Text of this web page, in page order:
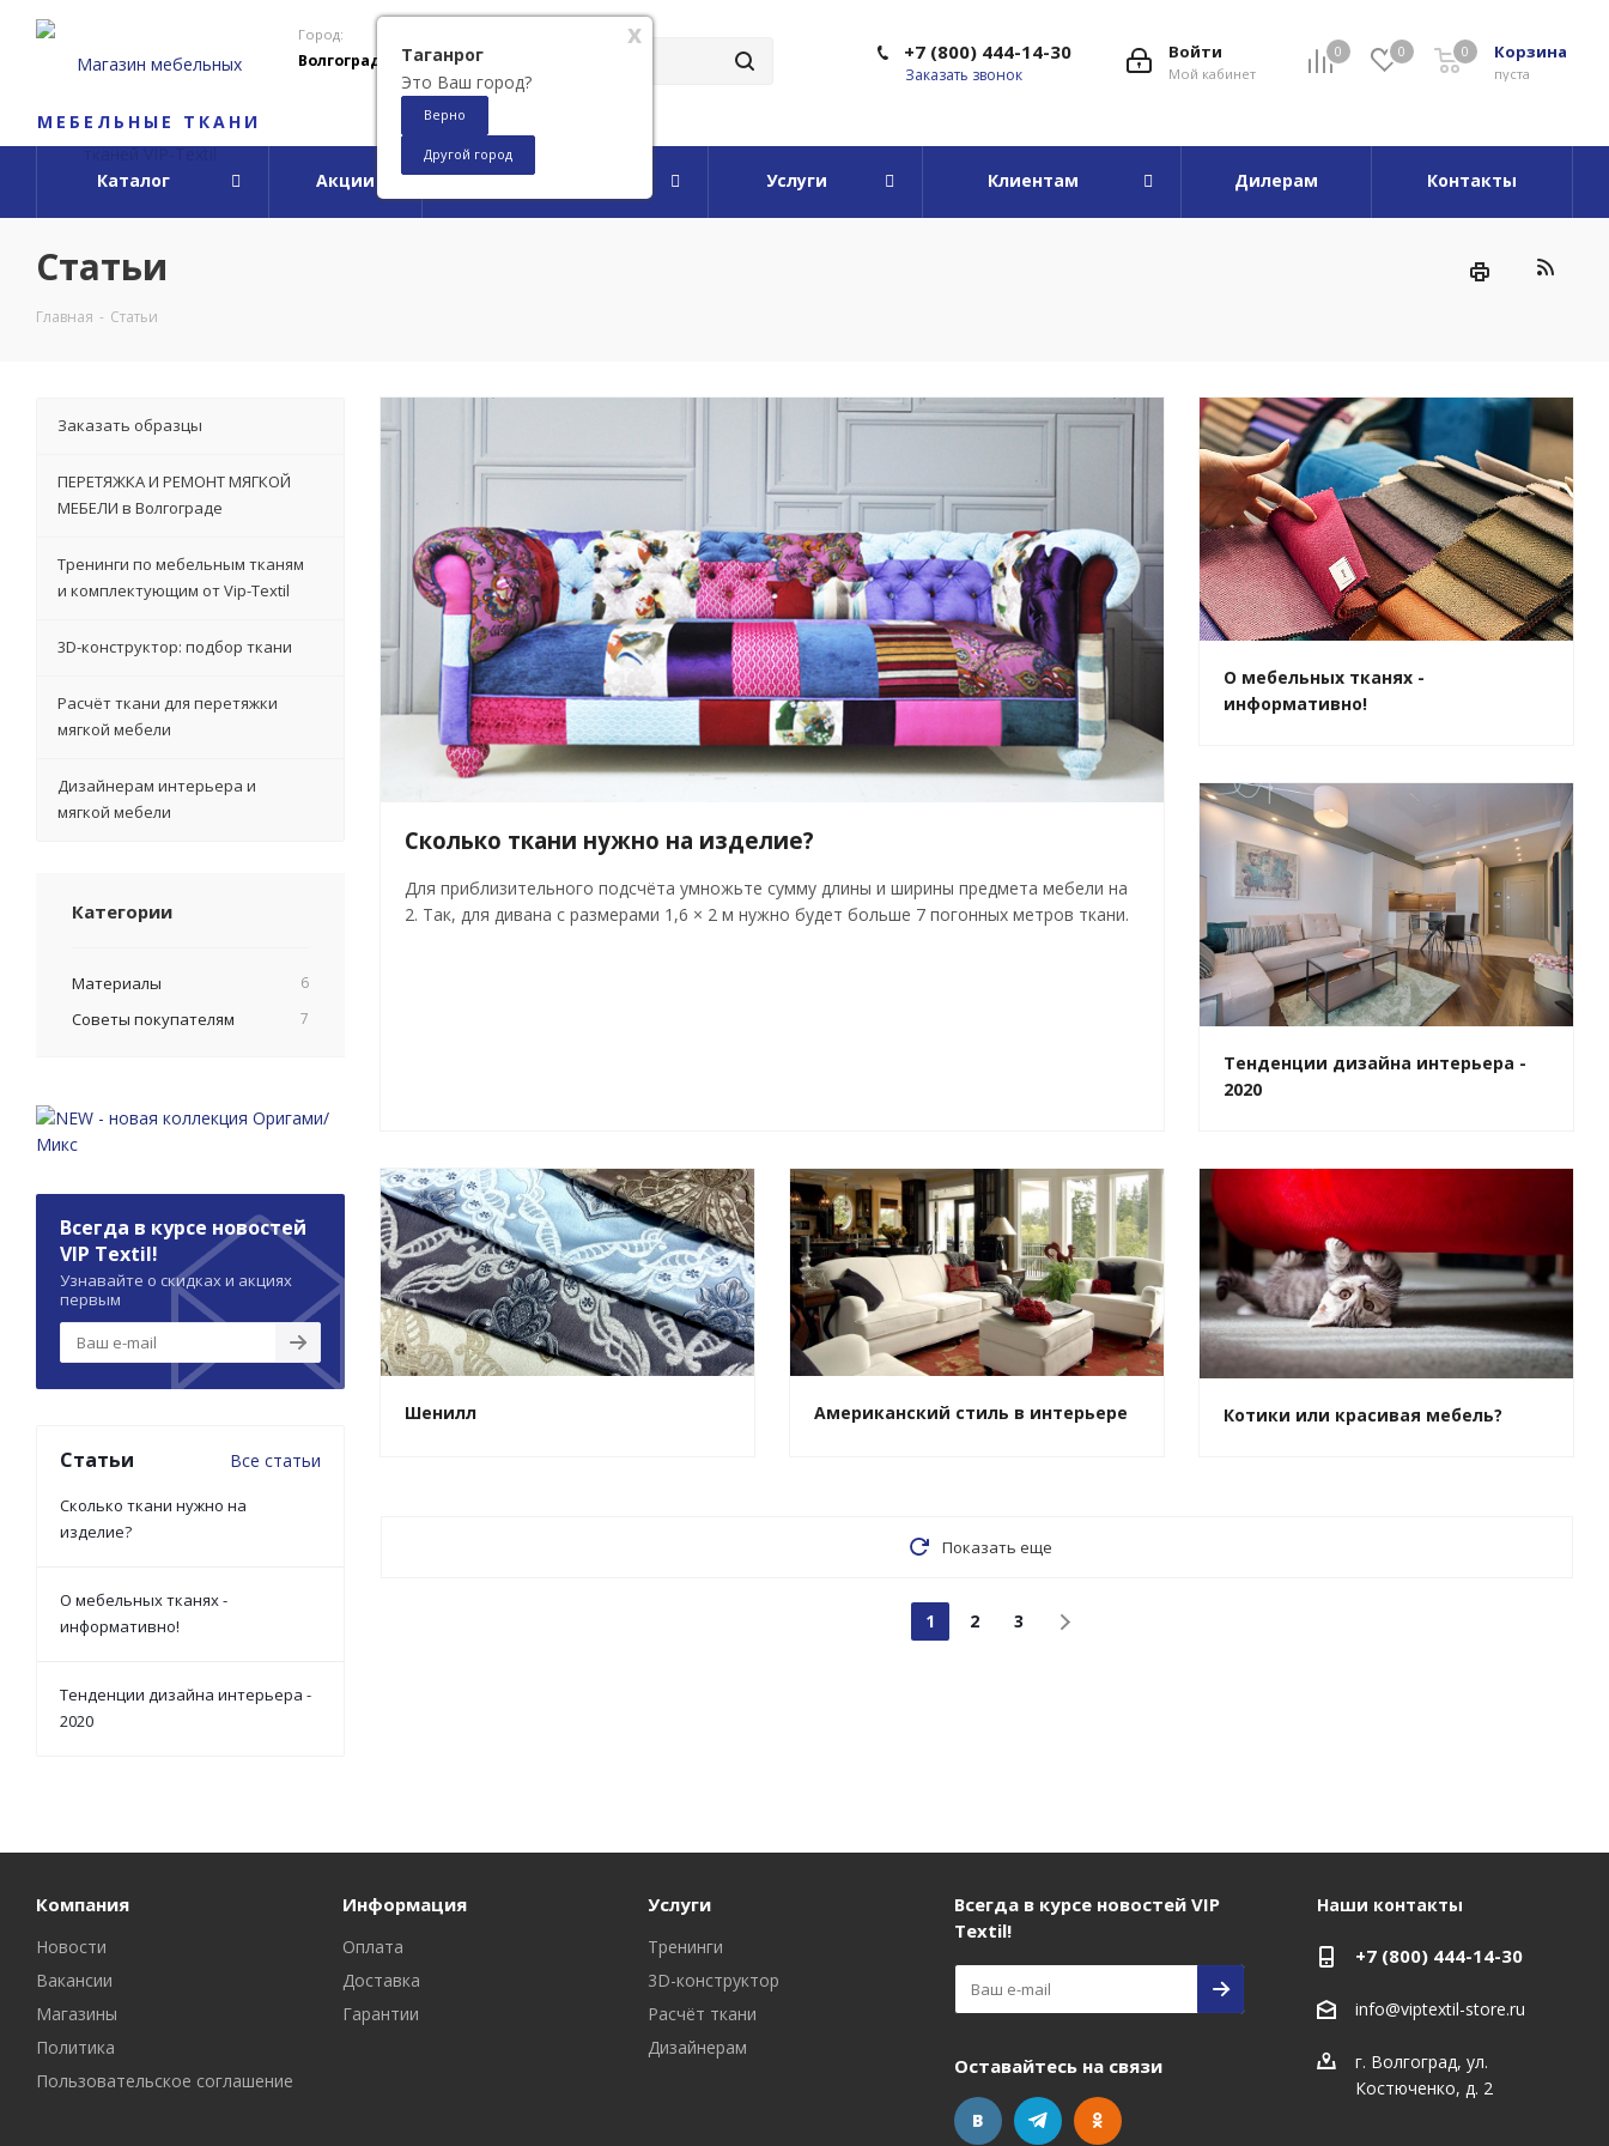
МЕБЕЛЬНЫЕ ТКАНИ
Город:
Волгоград 0 0 Корзина
пуста
0
Войти
Мой кабинет
+7 (800) 444-14-30
Заказать звонок
Каталог Акции О компании Услуги Клиентам Дилерам Контакты
x
Таганрог
Это Ваш город?
Верно
Другой город
Статьи
Главная - Статьи
Сколько ткани нужно на изделие?
Для приблизительного подсчёта умножьте сумму длины и ширины предмета мебели на
2. Так, для дивана с размерами 1,6 × 2 м нужно будет больше 7 погонных метров ткани.
О мебельных тканях -
информативно!
Тенденции дизайна интерьера -
2020
Шенилл Американский стиль в интерьере Котики или красивая мебель?
Показать еще
1 2 3
Заказать образцы
ПЕРЕТЯЖКА И РЕМОНТ МЯГКОЙ
МЕБЕЛИ в Волгограде
Тренинги по мебельным тканям
и комплектующим от Vip-Textil
3D-конструктор: подбор ткани
Расчёт ткани для перетяжки
мягкой мебели
Дизайнерам интерьера и
мягкой мебели
Категории
Материалы 6
Советы покупателям 7
Всегда в курсе новостей
VIP Textil!
Узнавайте о скидках и акциях
первым
Статьи Все статьи
Сколько ткани нужно на
изделие?
О мебельных тканях -
информативно!
Тенденции дизайна интерьера -
2020
Компания
Новости
Вакансии
Магазины
Политика
Пользовательское соглашение
Информация
Оплата
Доставка
Гарантии
Услуги
Тренинги
3D-конструктор
Расчёт ткани
Дизайнерам
Всегда в курсе новостей VIP
Textil!
Оставайтесь на связи
Наши контакты
+7 (800) 444-14-30
info@viptextil-store.ru
г. Волгоград, ул.
Костюченко, д. 2